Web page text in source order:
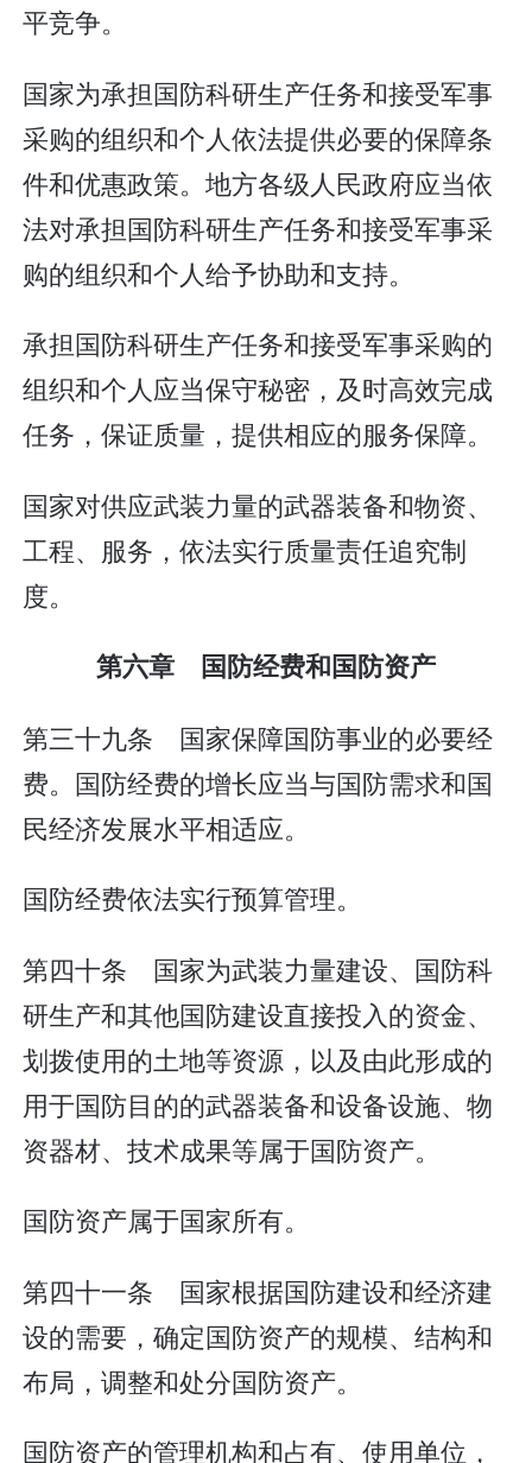
平竞争。
国家为承担国防科研生产任务和接受军事
采购的组织和个人依法提供必要的保障条
件和优惠政策。地方各级人民政府应当依
法对承担国防科研生产任务和接受军事采
购的组织和个人给予协助和支持。
承担国防科研生产任务和接受军事采购的
组织和个人应当保守秘密，及时高效完成
任务，保证质量，提供相应的服务保障。
国家对供应武装力量的武器装备和物资、
工程、服务，依法实行质量责任追究制
度。
第六章 国防经费和国防资产
第三十九条 国家保障国防事业的必要经
费。国防经费的增长应当与国防需求和国
民经济发展水平相适应。
国防经费依法实行预算管理。
第四十条 国家为武装力量建设、国防科
研生产和其他国防建设直接投入的资金、
划拨使用的土地等资源，以及由此形成的
用于国防目的的武器装备和设备设施、物
资器材、技术成果等属于国防资产。
国防资产属于国家所有。
第四十一条 国家根据国防建设和经济建
设的需要，确定国防资产的规模、结构和
布局，调整和处分国防资产。
国防资产的管理机构和占有、使用单位，